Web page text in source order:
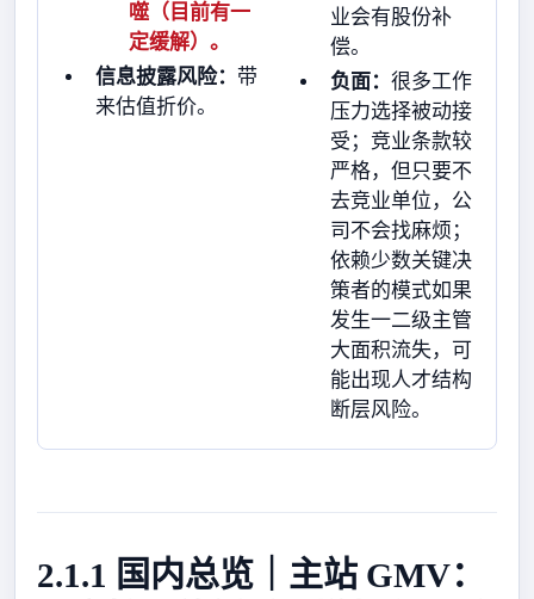
噬（目前有一
定缓解）。
信息披露风险： 带
来估值折价。
业会有股份补
偿。
负面： 很多工作
压力选择被动接
受；竞业条款较
严格，但只要不
去竞业单位，公
司不会找麻烦；
依赖少数关键决
策者的模式如果
发生一二级主管
大面积流失，可
能出现人才结构
断层风险。
2.1.1 国内总览｜主站 GMV：